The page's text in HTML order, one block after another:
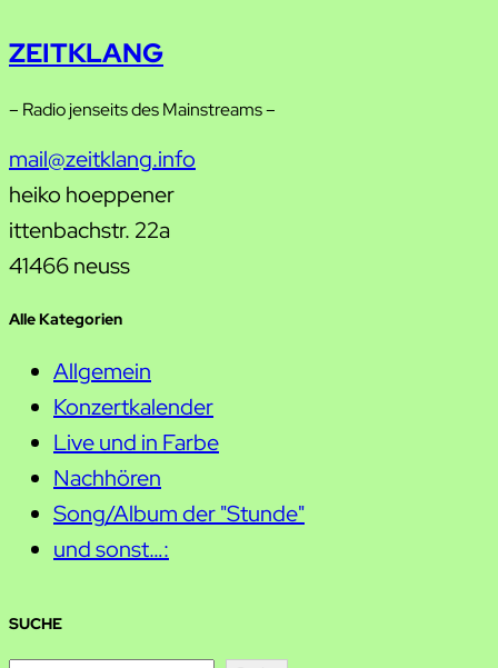
ZEITKLANG
– Radio jenseits des Mainstreams –
mail@zeitklang.info
heiko hoeppener
ittenbachstr. 22a
41466 neuss
Alle Kategorien
Allgemein
Konzertkalender
Live und in Farbe
Nachhören
Song/Album der "Stunde"
und sonst…:
SUCHE